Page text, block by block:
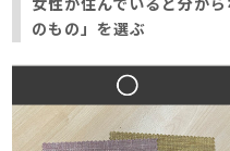
女性が住んでいると分か
のもの」を選ぶ